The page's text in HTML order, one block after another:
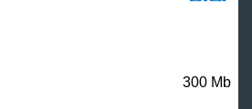
300 Mb